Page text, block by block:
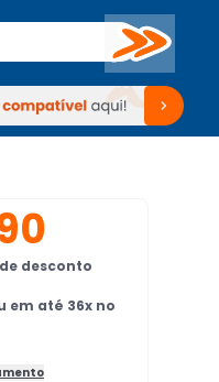
Buscar
no KaBuM!
de desconto
em até 36x no